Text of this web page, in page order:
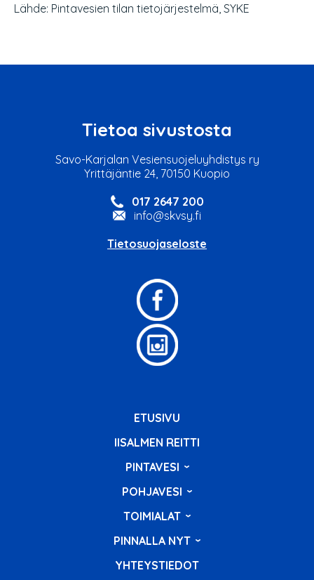
Lähde: Pintavesien tilan tietojärjestelmä, SYKE
Tietoa sivustosta
Savo-Karjalan Vesiensuojeluyhdistys ry
Yrittäjäntie 24, 70150 Kuopio
017 2647 200
info@skvsy.fi
Tietosuojaseloste
ETUSIVU
IISALMEN REITTI
PINTAVESI
POHJAVESI
TOIMIALAT
PINNALLA NYT
YHTEYSTIEDOT